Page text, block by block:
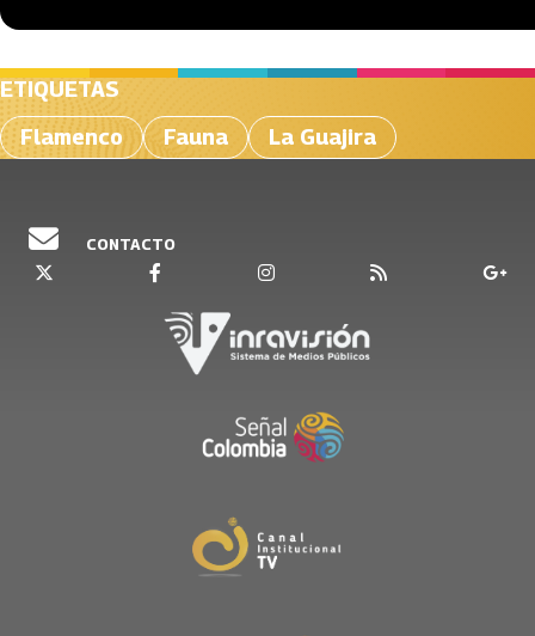
ETIQUETAS
Flamenco
Fauna La Guajira
CONTACTO